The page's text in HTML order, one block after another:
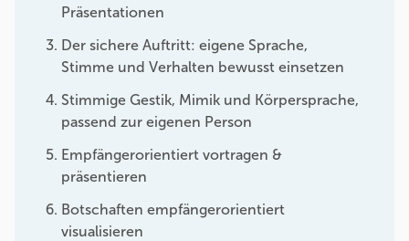
Präsentationen
Der sichere Auftritt: eigene Sprache,
Stimme und Verhalten bewusst einsetzen
Stimmige Gestik, Mimik und Körpersprache,
passend zur eigenen Person
Empfängerorientiert vortragen &
präsentieren
Botschaften empfängerorientiert
visualisieren